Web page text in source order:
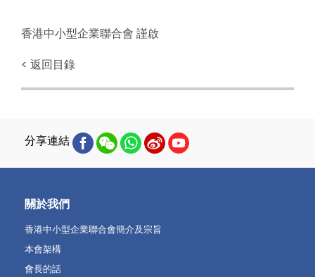
香港中小型企業聯合會 謹啟
< 返回目錄
分享連結
關於我們
香港中小型企業聯合會簡介及宗旨
本會架構
會長的話